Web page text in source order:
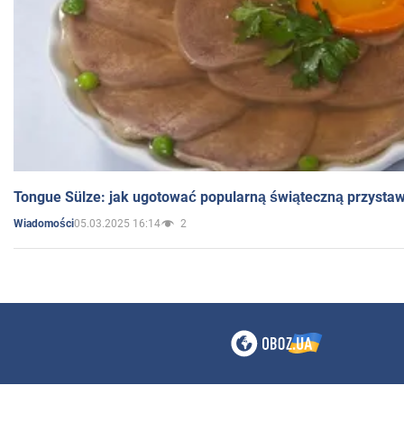
Tongue Sülze: jak ugotować popularną świąteczną
Wiadomości05.03.2025 16:14 2